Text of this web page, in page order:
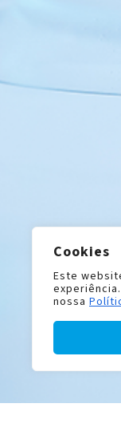
Cookies
Este
nossa